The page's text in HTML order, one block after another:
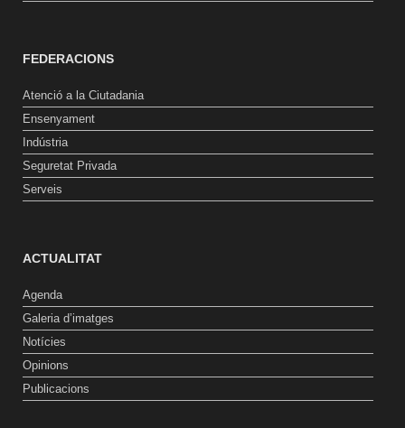
FEDERACIONS
Atenció a la Ciutadania
Ensenyament
Indústria
Seguretat Privada
Serveis
ACTUALITAT
Agenda
Galeria d’imatges
Notícies
Opinions
Publicacions